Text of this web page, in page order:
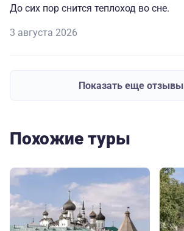
До сих пор снится теплоход во сне.
3 августа 2026
Показать еще отзывы
Похожие туры